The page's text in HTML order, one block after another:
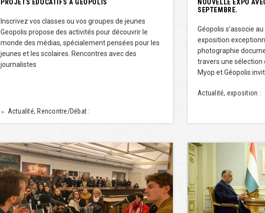
PROJETS ÉDUCATIFS À GÉOPOLIS
Inscrivez vos classes ou vos groupes de jeunes
Geopolis propose des activités pour découvrir le
monde des médias, spécialement pensées pour les
jeunes et les scolaires. Rencontres avec des
journalistes
► Actualité, Rencontre/Débat :
NOUVELLE EXPO
SEPTEMBRE.
Géopolis s’associe
exposition
photographie
travers une sélection
Myop et Géopolis
Actualité, exposition :